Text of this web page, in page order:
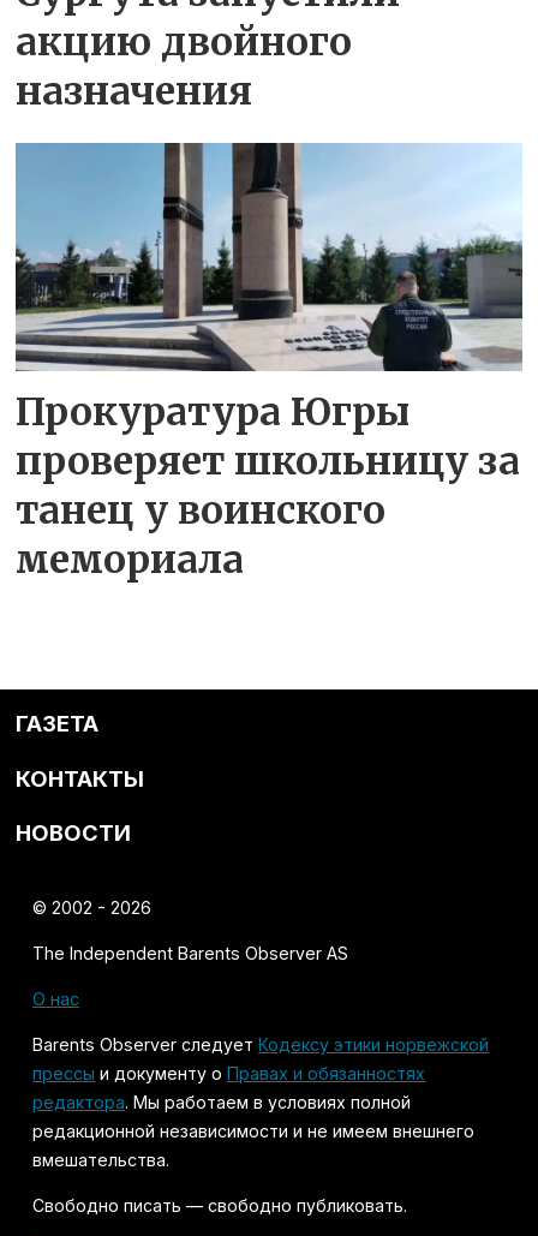
акцию двойного
назначения
Прокуратура Югры
проверяет школьницу за
танец у воинского
мемориала
ГАЗЕТА
КОНТАКТЫ
НОВОСТИ
© 2002 - 2026
The Independent Barents Observer AS
О нас
Barents Observer следуетКодексу этики норвежской
прессы и документу оПравах и обязанностях
редактора. Мы работаем в условиях полной
редакционной независимости и не имеем внешнего
вмешательства.
Свободно писать — свободно публиковать.